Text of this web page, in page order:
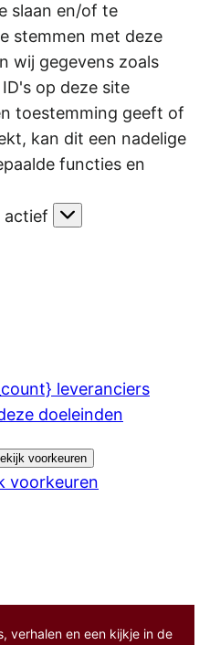
slaan en/of te
stemmen met deze
wij gegevens zoals
op deze site
toestemming geeft of
kan dit een nadelige
functies en
actief
leveranciers
doeleinden
voorkeuren
voorkeuren
verhalen en een kijkje in de